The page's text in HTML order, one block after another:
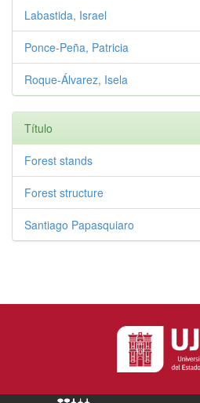
Labastida, Israel
Ponce-Peña, Patricia
Roque-Álvarez, Isela
Título
Forest stands
Forest structure
Santiago Papasquiaro